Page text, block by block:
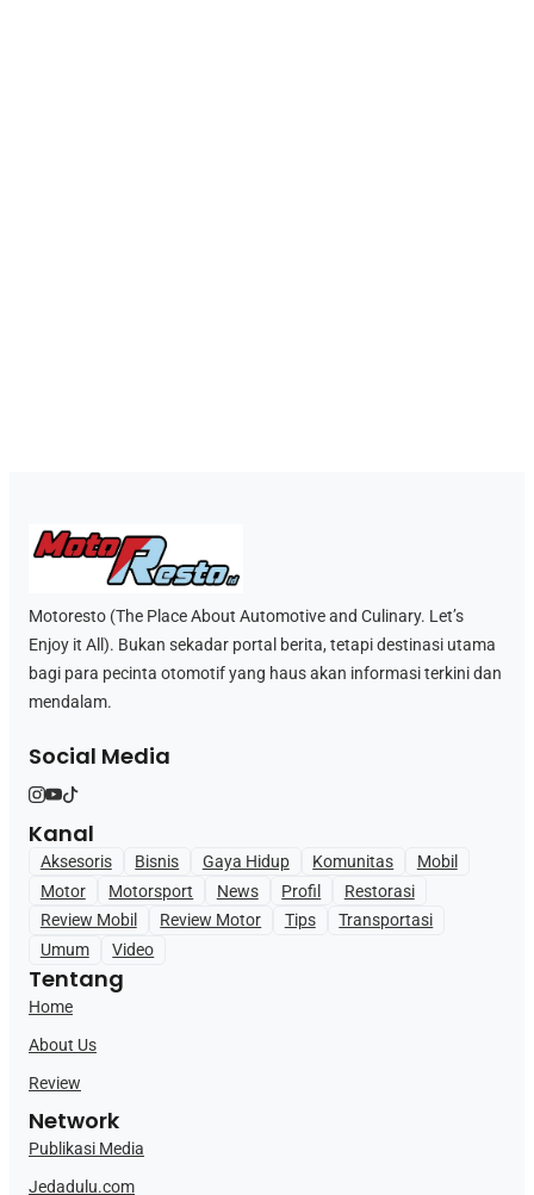
Motoresto (The Place About Automotive and Culinary. Let’s
Enjoy it All). Bukan sekadar portal berita, tetapi destinasi utama
bagi para pecinta otomotif yang haus akan informasi terkini dan
mendalam.
Social Media
Kanal
Aksesoris Bisnis Gaya Hidup Komunitas
Mobil
Motor
Motorsport News Profil
Restorasi
Review Mobil
Review Motor Tips
Transportasi
Umum
Video
Tentang
Home
About Us
Review
Network
Publikasi Media
Jedadulu.com